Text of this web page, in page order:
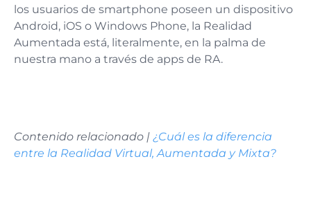
los usuarios de smartphone poseen un dispositivo
Android, iOS o Windows Phone, la Realidad
Aumentada está, literalmente, en la palma de
nuestra mano a través de apps de RA.
Contenido relacionado | ¿Cuál es la diferencia
entre la Realidad Virtual, Aumentada y Mixta?